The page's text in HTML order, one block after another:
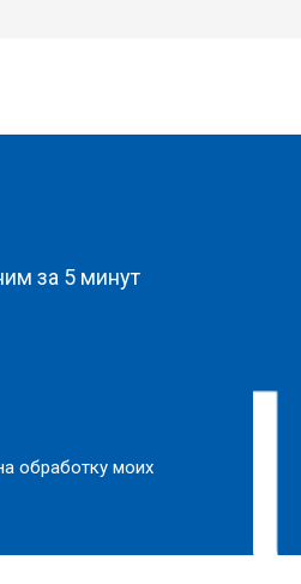
за 5 минут
обработку моих